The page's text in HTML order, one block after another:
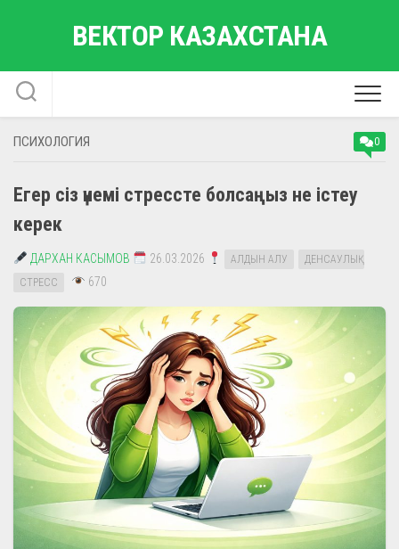
ВЕКТОР КАЗАХСТАНА
ПСИХОЛОГИЯ 0
Егер сіз үнемі стрессте болсаңыз не істеу
керек
ДАРХАН КАСЫМОВ 26.03.2026 АЛДЫН АЛУ
ДЕНСАУЛЫҚ
СТРЕСС
670